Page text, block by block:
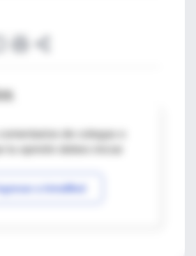
de colegas o
a IntraMed